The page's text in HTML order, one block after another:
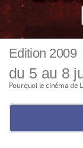
Edition 2009
du 5 au 8
Pourquoi le cinéma de